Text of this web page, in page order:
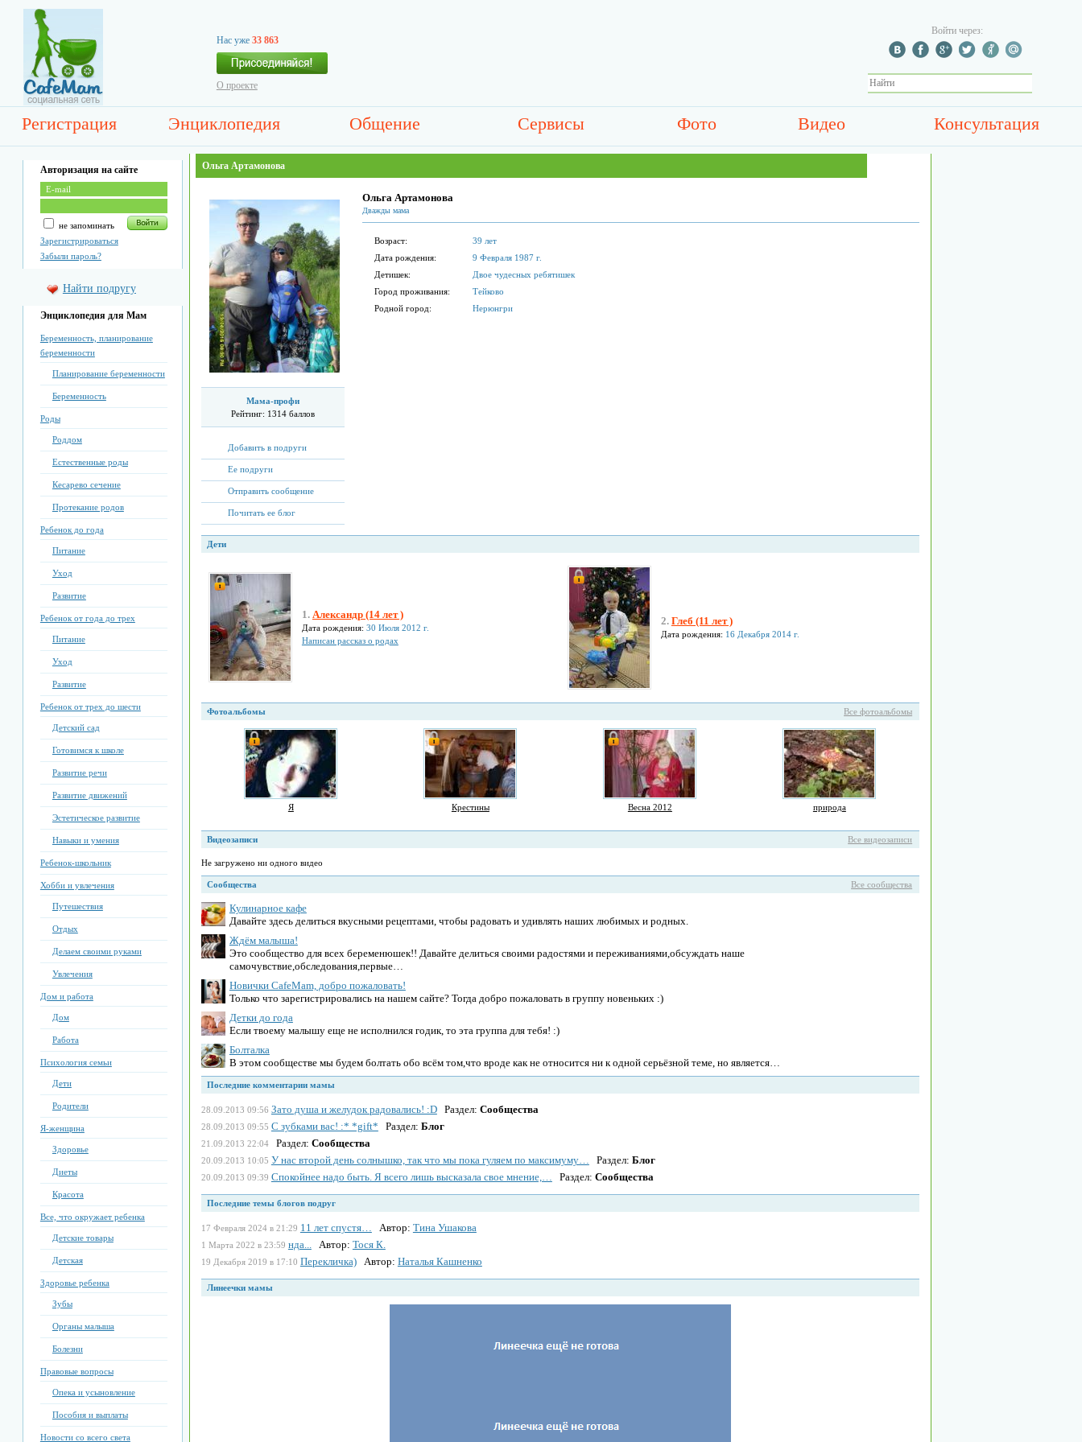
Нас уже 33 863
О проекте
Войти через:
Регистрация Энциклопедия Общение Сервисы Фото Видео Консультация
Авторизация на сайте
не запоминать
Зарегистрироваться
Забыли пароль?
Найти подругу
Энциклопедия для Мам
Беременность, планирование
беременности
Планирование беременности
Беременность
Роды
Роддом
Естественные роды
Кесарево сечение
Протекание родов
Ребенок до года
Питание
Уход
Развитие
Ребенок от года до трех
Питание
Уход
Развитие
Ребенок от трех до шести
Детский сад
Готовимся к школе
Развитие речи
Развитие движений
Эстетическое развитие
Навыки и умения
Ребенок-школьник
Хобби и увлечения
Путешествия
Отдых
Делаем своими руками
Увлечения
Дом и работа
Дом
Работа
Психология семьи
Дети
Родители
Я-женщина
Здоровье
Диеты
Красота
Все, что окружает ребенка
Детские товары
Детская
Здоровье ребенка
Зубы
Органы малыша
Болезни
Правовые вопросы
Опека и усыновление
Пособия и выплаты
Новости со всего света
Ольга Артамонова
Мама-профи
Рейтинг: 1314 баллов
Добавить в подруги
Ее подруги
Отправить сообщение
Почитать ее блог
Ольга Артамонова
Дважды мама
Возраст:
39 лет
Дата рождения:
9 Февраля 1987 г.
Детишек:
Двое чудесных ребятишек
Город проживания:
Тейково
Родной город:
Нерюнгри
Дети
1. Александр (14 лет )
Дата рождения: 30 Июля 2012 г.
Написан рассказ о родах
2. Глеб (11 лет )
Дата рождения: 16 Декабря 2014 г.
Все фотоальбомы
Фотоальбомы
Я Крестины Весна 2012 природа
Все видеозаписи
Видеозаписи
Не загружено ни одного видео
Все сообщества
Сообщества
Кулинарное кафе
Давайте здесь делиться вкусными рецептами, чтобы радовать и удивлять наших любимых и родных.
Ждём малыша!
Это сообщество для всех беременюшек!! Давайте делиться своими радостями и переживаниями,обсуждать наше
самочувствие,обследования,первые…
Новички CafeMam, добро пожаловать!
Только что зарегистрировались на нашем сайте? Тогда добро пожаловать в группу новеньких :)
Детки до года
Если твоему малышу еще не исполнился годик, то эта группа для тебя! :)
Болталка
В этом сообществе мы будем болтать обо всём том,что вроде как не относится ни к одной серьёзной теме, но является…
Последние комментарии мамы
28.09.2013 09:56 Зато душа и желудок радовались! :DРаздел: Сообщества
28.09.2013 09:55 С зубками вас! :* *gift* Раздел: Блог
21.09.2013 22:04 Раздел: Сообщества
20.09.2013 10:05 У нас второй день солнышко, так что мы пока гуляем по максимуму… Раздел: Блог
20.09.2013 09:39 Спокойнее надо быть. Я всего лишь высказала свое мнение,… Раздел: Сообщества
Последние темы блогов подруг
17 Февраля 2024 в 21:29 11 лет спустя… Автор: Тина Ушакова
1 Марта 2022 в 23:59 нда...Автор: Тоcя К.
19 Декабря 2019 в 17:10 Перекличка)Автор: Наталья Кашненко
Линеечки мамы